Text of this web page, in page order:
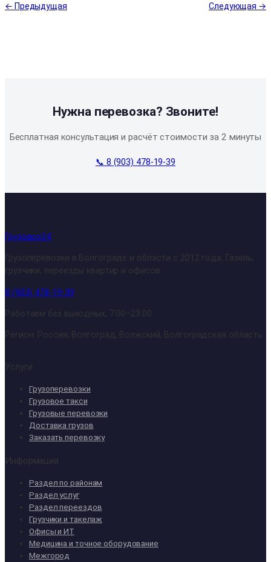
← Предыдущая Следующая →
Нужна перевозка? Звоните!
Бесплатная консультация и расчёт стоимости за 2 минуты
📞 8 (903) 478-19-39
Грузовоз34
Грузоперевозки в Волгограде и области с 2012 года. Газель,
грузчики, переезды квартир и офисов.
8 (903) 478-19-39
Работаем без выходных, 7:00–23:00
Регион: Россия, Волгоград, Волжский, Волгоградская область
Услуги
Грузоперевозки
Грузовое такси
Грузовые перевозки
Доставка грузов
Заказать перевозку
Информация
Раздел по районам
Раздел услуг
Раздел переездов
Грузчики и такелаж
Офисы и ИТ
Медицина и точное оборудование
Межгород